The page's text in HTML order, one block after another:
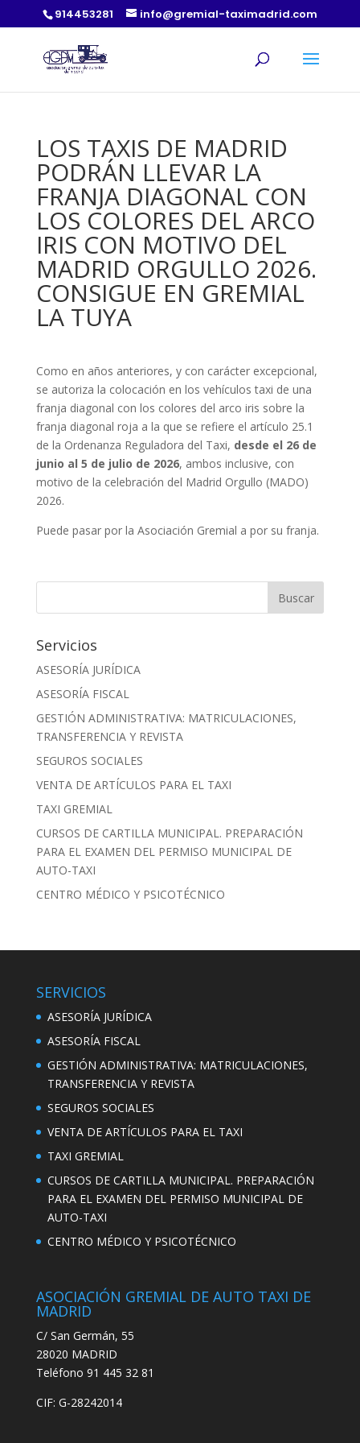
914453281 info@gremial-taximadrid.com
LOS TAXIS DE MADRID
PODRÁN LLEVAR LA
FRANJA DIAGONAL CON
LOS COLORES DEL ARCO
IRIS CON MOTIVO DEL
MADRID ORGULLO 2026.
CONSIGUE EN GREMIAL
LA TUYA
Como en años anteriores, y con carácter excepcional,
se autoriza la colocación en los vehículos taxi de una
franja diagonal con los colores del arco iris sobre la
franja diagonal roja a la que se refiere el artículo 25.1
de la Ordenanza Reguladora del Taxi, desde el 26 de
junio al 5 de julio de 2026, ambos inclusive, con
motivo de la celebración del Madrid Orgullo (MADO)
2026.
Puede pasar por la Asociación Gremial a por su franja.
Servicios
ASESORÍA JURÍDICA
ASESORÍA FISCAL
GESTIÓN ADMINISTRATIVA: MATRICULACIONES,
TRANSFERENCIA Y REVISTA
SEGUROS SOCIALES
VENTA DE ARTÍCULOS PARA EL TAXI
TAXI GREMIAL
CURSOS DE CARTILLA MUNICIPAL. PREPARACIÓN
PARA EL EXAMEN DEL PERMISO MUNICIPAL DE
AUTO-TAXI
CENTRO MÉDICO Y PSICOTÉCNICO
SERVICIOS
ASESORÍA JURÍDICA
ASESORÍA FISCAL
GESTIÓN ADMINISTRATIVA: MATRICULACIONES,
TRANSFERENCIA Y REVISTA
SEGUROS SOCIALES
VENTA DE ARTÍCULOS PARA EL TAXI
TAXI GREMIAL
CURSOS DE CARTILLA MUNICIPAL. PREPARACIÓN
PARA EL EXAMEN DEL PERMISO MUNICIPAL DE
AUTO-TAXI
CENTRO MÉDICO Y PSICOTÉCNICO
ASOCIACIÓN GREMIAL DE AUTO TAXI DE
MADRID
C/ San Germán, 55
28020 MADRID
Teléfono 91 445 32 81
CIF: G-28242014